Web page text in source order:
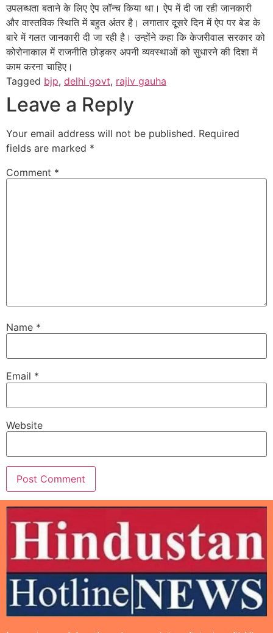
उपलब्धता बताने के लिए ऐप लॉन्च किया था। ऐप में दी जा रही जानकारी
और वास्तविक स्थिति में बहुत अंतर है। लगातार दूसरे दिन में ऐप पर बेड के
बारे में गलत जानकारी दी जा रही है। उन्होंने कहा कि केजरीवाल सरकार को
कोरोनाकाल में राजनीति छोड़कर अपनी व्यवस्थाओं को सुधारने की दिशा में
काम करना चाहिए।
Tagged bjp, delhi govt, rajiv gauha
Leave a Reply
Your email address will not be published. Required
fields are marked *
Comment *
Name *
Email *
Website